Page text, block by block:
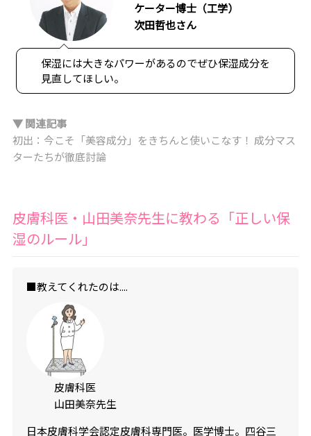
ケーター博士（工学）
次田哲也さん
保湿には大きなパワーがあるのでぜひ保湿成分を
見直してほしい。
▼ 関連記事
初出：今こそ「美容成分」をきちんと使いこなす！ 成分マス
ターたちが徹底討論
皮膚科医・山田美奈先生に教わる「正しい保
湿のルール」
■教えてくれたのは....
皮膚科医
山田美奈先生
日本皮膚科学会認定皮膚科専門医。医学博士。四谷三